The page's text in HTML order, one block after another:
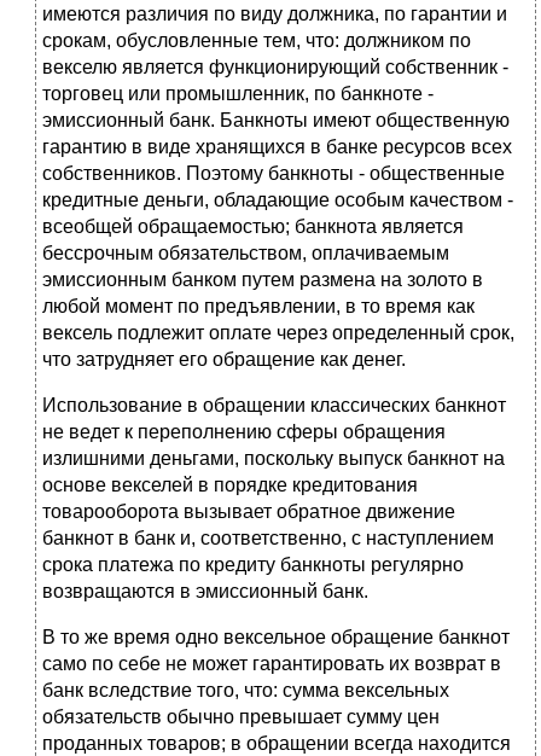
имеются различия по виду должника, по гарантии и
срокам, обусловленные тем, что: должником по
векселю является функционирующий собственник -
торговец или промышленник, по банкноте -
эмиссионный банк. Банкноты имеют общественную
гарантию в виде хранящихся в банке ресурсов всех
собственников. Поэтому банкноты - общественные
кредитные деньги, обладающие особым качеством -
всеобщей обращаемостью; банкнота является
бессрочным обязательством, оплачиваемым
эмиссионным банком путем размена на золото в
любой момент по предъявлении, в то время как
вексель подлежит оплате через определенный срок,
что затрудняет его обращение как денег.
Использование в обращении классических банкнот
не ведет к переполнению сферы обращения
излишними деньгами, поскольку выпуск банкнот на
основе векселей в порядке кредитования
товарооборота вызывает обратное движение
банкнот в банк и, соответственно, с наступлением
срока платежа по кредиту банкноты регулярно
возвращаются в эмиссионный банк.
В то же время одно вексельное обращение банкнот
само по себе не может гарантировать их возврат в
банк вследствие того, что: сумма вексельных
обязательств обычно превышает сумму цен
проданных товаров; в обращении всегда находится